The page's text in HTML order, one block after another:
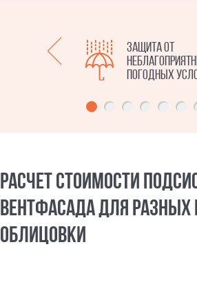
Защита от
погодных
РАСЧЕТ СТОИМОСТИ
ВЕНТФАСАДА ДЛЯ РАЗНЫХ
ОБЛИЦОВКИ